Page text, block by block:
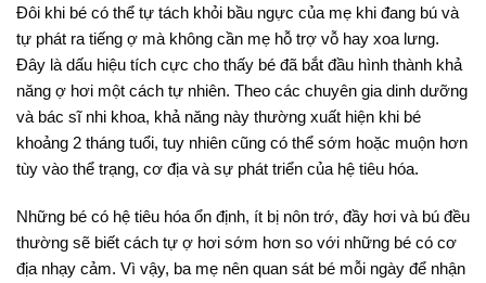
Đôi khi bé có thể tự tách khỏi bầu ngực của mẹ khi đang bú và
tự phát ra tiếng ợ mà không cần mẹ hỗ trợ vỗ hay xoa lưng.
Đây là dấu hiệu tích cực cho thấy bé đã bắt đầu hình thành khả
năng ợ hơi một cách tự nhiên. Theo các chuyên gia dinh dưỡng
và bác sĩ nhi khoa, khả năng này thường xuất hiện khi bé
khoảng 2 tháng tuổi, tuy nhiên cũng có thể sớm hoặc muộn hơn
tùy vào thể trạng, cơ địa và sự phát triển của hệ tiêu hóa.
Những bé có hệ tiêu hóa ổn định, ít bị nôn trớ, đầy hơi và bú đều
thường sẽ biết cách tự ợ hơi sớm hơn so với những bé có cơ
địa nhạy cảm. Vì vậy, ba mẹ nên quan sát bé mỗi ngày để nhận